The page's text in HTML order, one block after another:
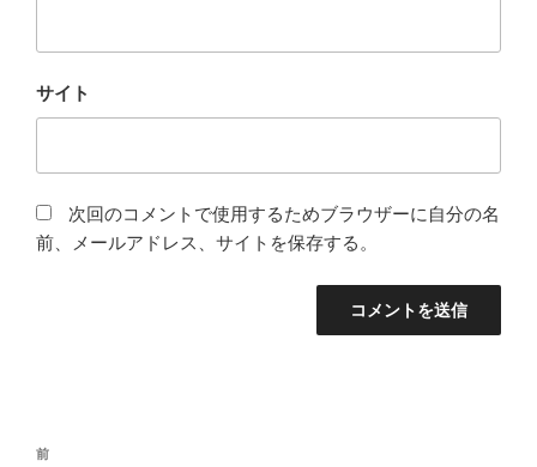
サイト
次回のコメントで使用するためブラウザーに自分の名
前、メールアドレス、サイトを保存する。
投
前
前